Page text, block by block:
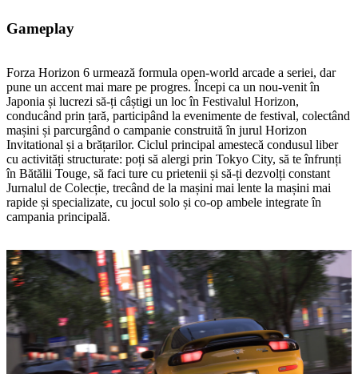
Gameplay
Forza Horizon 6 urmează formula open‑world arcade a seriei, dar
pune un accent mai mare pe progres. Începi ca un nou‑venit în
Japonia și lucrezi să‑ți câștigi un loc în Festivalul Horizon,
conducând prin țară, participând la evenimente de festival, colectând
mașini și parcurgând o campanie construită în jurul Horizon
Invitational și a brățarilor. Ciclul principal amestecă condusul liber
cu activități structurate: poți să alergi prin Tokyo City, să te înfrunți
în Bătălii Touge, să faci ture cu prietenii și să‑ți dezvolți constant
Jurnalul de Colecție, trecând de la mașini mai lente la mașini mai
rapide și specializate, cu jocul solo și co‑op ambele integrate în
campania principală.